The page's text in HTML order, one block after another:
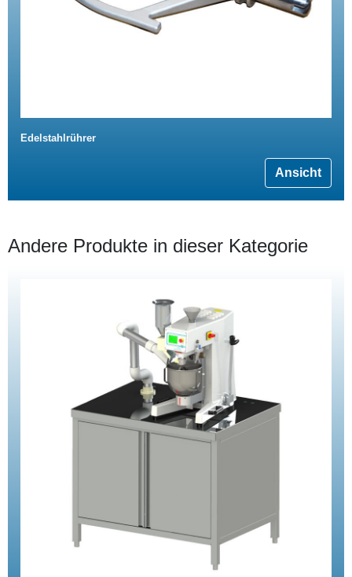
Edelstahlrührer
Ansicht
Andere Produkte in dieser Kategorie